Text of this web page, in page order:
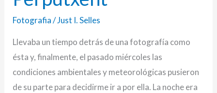
Fotografia/Just I. Selles
Llevaba un tiempo detrás de una fotografía como
ésta y, finalmente, el pasado miércoles las
condiciones ambientales y meteorológicas pusieron
de su parte para decidirme ir a por ella. La noche era
Perputxent